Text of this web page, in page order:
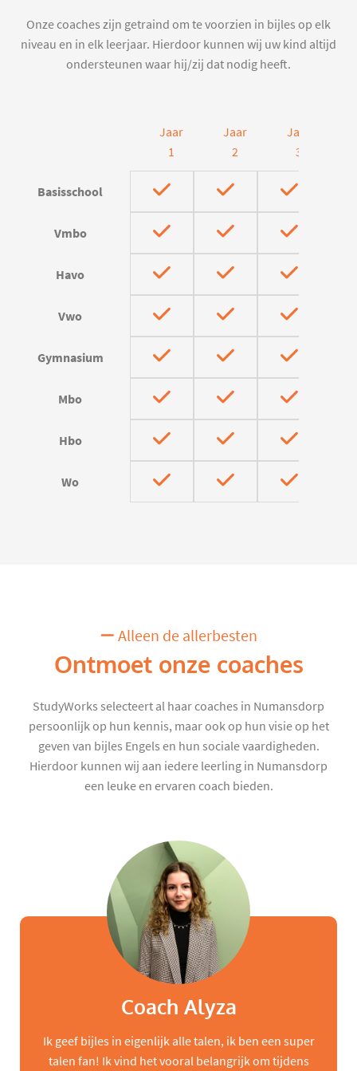
Onze coaches zijn getraind om te voorzien in bijles op elk
niveau en in elk leerjaar. Hierdoor kunnen wij uw kind altijd
ondersteunen waar hij/zij dat nodig heeft.
Jaar
1
Jaar
2
Jaar
3
Basisschool
Vmbo
Havo
Vwo
Gymnasium
Mbo
Hbo
Wo
Alleen de allerbesten
Ontmoet onze coaches
StudyWorks selecteert al haar coaches in Numansdorp
persoonlijk op hun kennis, maar ook op hun visie op het
geven van bijles Engels en hun sociale vaardigheden.
Hierdoor kunnen wij aan iedere leerling in Numansdorp
een leuke en ervaren coach bieden.
Coach Alyza
Ik geef bijles in eigenlijk alle talen, ik ben een super
talen fan! Ik vind het vooral belangrijk om tijdens